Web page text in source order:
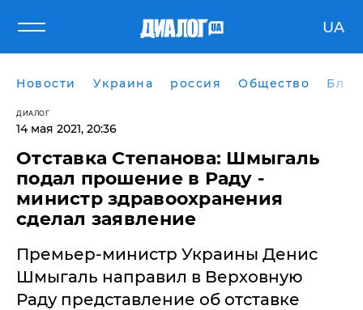
UA
Новости Украина россия Общество
ДИАЛОГ
14 мая 2021, 20:36
Отставка Степанова: Шмыгаль
подал прошение в Раду -
министр здравоохранения
сделал заявление
Премьер-министр Украины Денис
Шмыгаль направил в Верховную
Раду представление об отставке